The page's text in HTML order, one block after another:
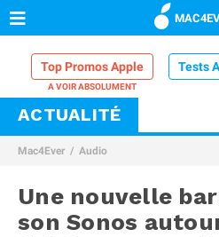
Top Promos Apple Tests
VPN Mac
Comparatif iPhone
ACTUALITÉ
Mac4Ever Audio
Une nouvelle
son Sonos